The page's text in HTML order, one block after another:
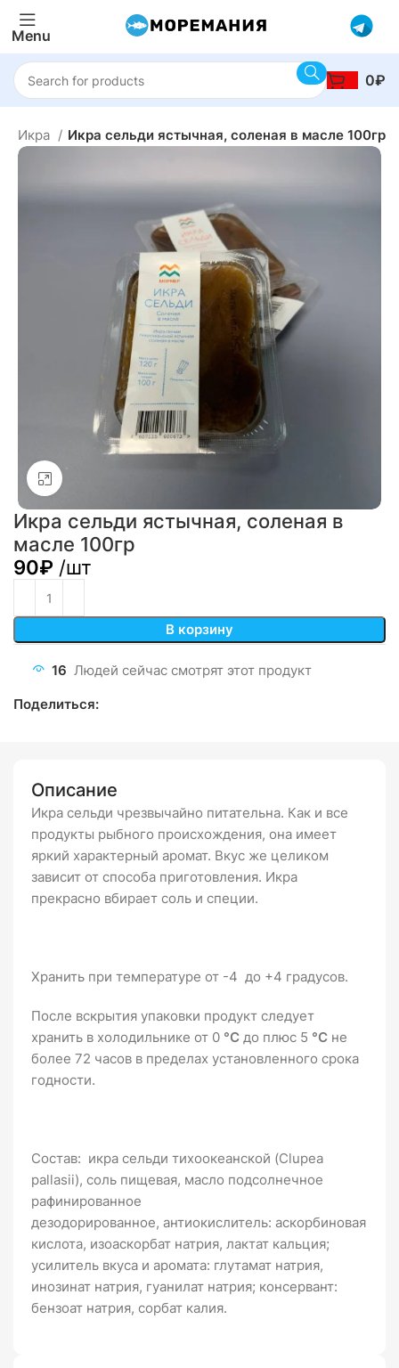
Menu
0₽
Икра Икра сельди ястычная, соленая в масле 100гр
Икра сельди ястычная, соленая в
масле 100гр
90₽ /шт
В корзину
16 Людей сейчас смотрят этот продукт
Поделиться:
Описание
Икра сельди чрезвычайно питательна. Как и все
продукты рыбного происхождения, она имеет
яркий характерный аромат. Вкус же целиком
зависит от способа приготовления. Икра
прекрасно вбирает соль и специи.
Хранить при температуре от -4 до +4 градусов.
После вскрытия упаковки продукт следует
хранить в холодильнике от 0 °C до плюс 5 °C не
более 72 часов в пределах установленного срока
годности.
Состав: икра сельди тихоокеанской (Clupea
pallasii), соль пищевая, масло подсолнечное
рафинированное
дезодорированное, антиокислитель: аскорбиновая
кислота, изоаскорбат натрия, лактат кальция;
усилитель вкуса и аромата: глутамат натрия,
инозинат натрия, гуанилат натрия; консервант:
бензоат натрия, сорбат калия.